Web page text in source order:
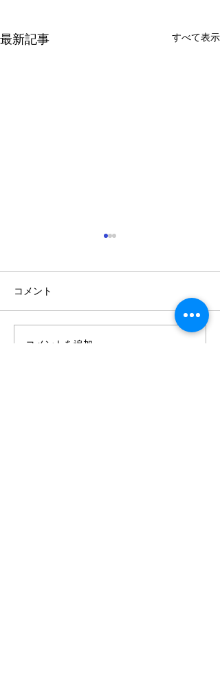
最新記事 すべて表示
癒しのイベントとバーム
コメント
コメントを追加…